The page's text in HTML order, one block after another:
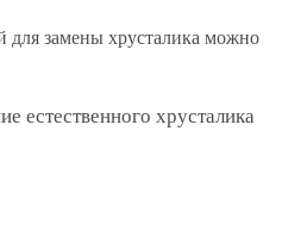
замены хрусталика можно
естественного хрусталика